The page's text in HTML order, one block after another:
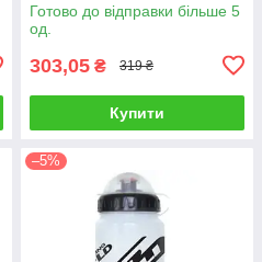
Готово до відправки більше 5
од.
303,05 ₴ 319 ₴
Купити
–5%